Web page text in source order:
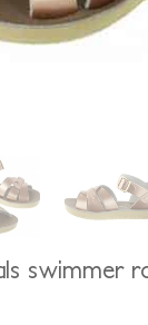
swimmer